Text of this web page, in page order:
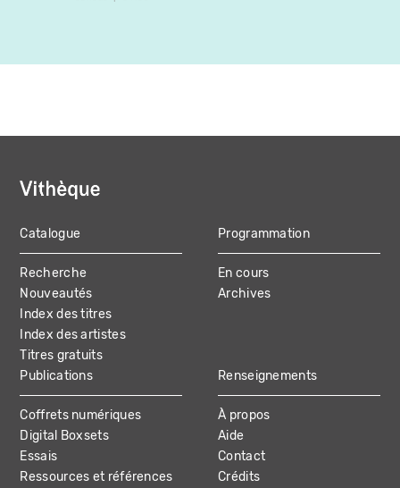
MAIN
NAVIGATION
Catalogue
Recherche
Nouveautés
Index des titres
Index des artistes
Titres gratuits
Programmation
En cours
Archives
Publications
Coffrets numériques
Digital Boxsets
Essais
Ressources et références
Renseignements
À propos
Aide
Contact
Crédits